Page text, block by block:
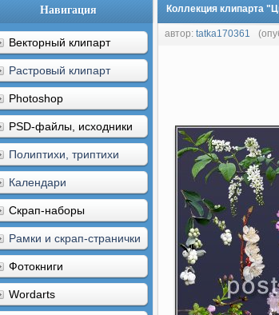
Навигация
Векторный клипарт
Растровый клипарт
Photoshop
PSD-файлы, исходники
Полиптихи, триптихи
Календари
Скрап-наборы
Рамки и скрап-странички
Фотокниги
Wordarts
Коллекция клипарта
автор: tatka170361